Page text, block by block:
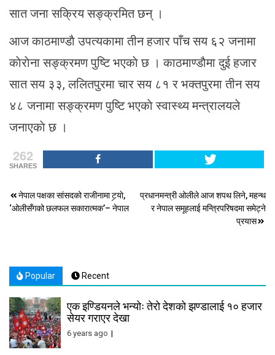
सात जना सक्रिय सङ्क्रमित छन् ।
आज काठमाण्डाै उपत्यकामा तीन हजार पाँच सय ६२ जनामा
काेराेना सङ्क्रमण पुष्टि भएकाे छ । काठमाण्डाैमा दुई हजार
सात सय ३३, ललितपुरमा चार सय ८१ र भक्तपुरमा तीन सय
४८ जनामा सङ्क्रमण पुष्टि भएकाे स्वास्थ्य मन्त्रालयले
जनाएकाे छ ।
262
SHARES
Post
navigation
नेपाल पक्षका सांसदको राजीनामा टर्‍याे,
‘ओलीसँगको छलफल सकारात्मक’– नेपाल
प्रधानमन्त्री ओलीले आज शपथ लिने, महन्थ
र नेपाल समूहलाई मन्त्रिपरिषदमा समेट्ने
प्रयास
Popular Recent
एक इण्डियनले भन्योः तेरो देशको झण्डालाई १० हजार
सेयर गराएर देखा
6 years ago